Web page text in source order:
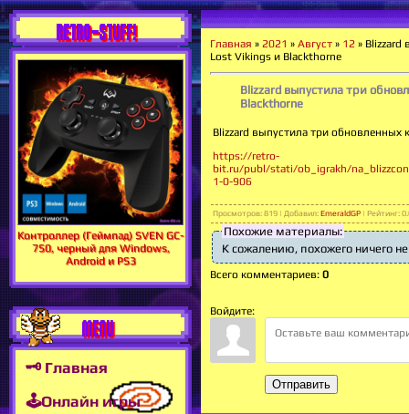
RETRO-STUFF!
Контроллер (Геймпад) SVEN GC-
750, черный для Windows,
Android и PS3
MENU
🗝 Главная
🕹Онлайн игры
Главная » 2021 » Август » 12 » Blizzard
Lost Vikings и Blackthorne
Blizzard выпустила три
Blackthorne
Blizzard выпустила три обновленных
https://retro-
bit.ru/publ/stati/ob_igrakh/
1-0-906
Просмотров:819 | Добавил:EmeraldGP | Рейтинг:
Похожие материалы:
К сожалению, похожего ничего
Всего комментариев: 0
Войдите:
Отправить